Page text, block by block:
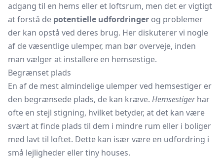
adgang til en hems eller et loftsrum, men det er vigtigt
at forstå de potentielle udfordringer og problemer
der kan opstå ved deres brug. Her diskuterer vi nogle
af de væsentlige ulemper, man bør overveje, inden
man vælger at installere en hemsestige.
Begrænset plads
En af de mest almindelige ulemper ved hemsestiger er
den begrænsede plads, de kan kræve. Hemsestigerhar
ofte en stejl stigning, hvilket betyder, at det kan være
svært at finde plads til dem i mindre rum eller i boliger
med lavt til loftet. Dette kan især være en udfordring i
små lejligheder eller tiny houses.